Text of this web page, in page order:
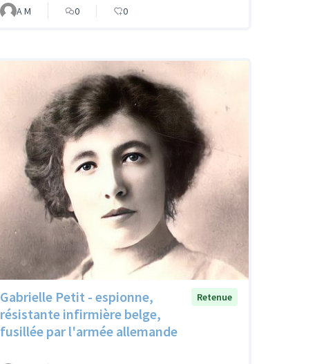
A M 0 0
Gabrielle Petit - espionne,
résistante infirmière belge,
fusillée par l'armée allemande
Retenue